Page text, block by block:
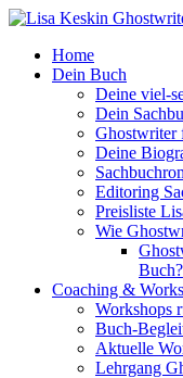
Home
Dein Buch
Deine viel-
Dein
Ghostwriter
Deine
Editoring
Preisliste
Wie
Buch?
Coaching &
Workshops
Buch-
Aktuelle
Lehrgang